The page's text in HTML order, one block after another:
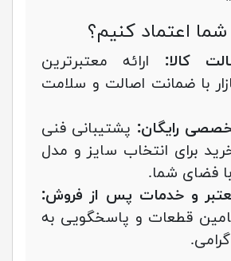
شما اعتماد کنیم؟
کالا: ارائه معتبرترین
با ضمانت اصالت و سلامت
رایگان: پشتیبانی فنی
برای انتخاب سایز و مدل
فضای شما.
و خدمات پس از فروش:
قطعات و پاسخگویی به